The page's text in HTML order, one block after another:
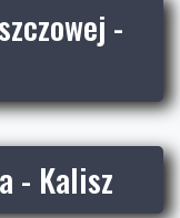
-
- Kalisz